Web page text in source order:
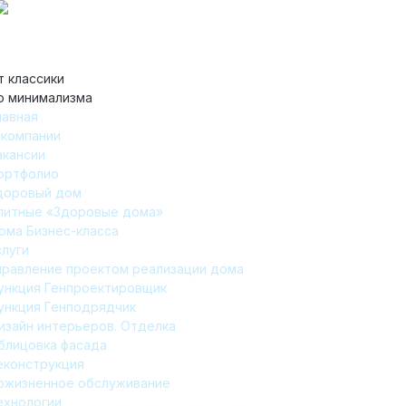
классики
минимализма
дом
«Здоровые дома»
Бизнес-класса
проектом реализации дома
Генпроектировщик
Генподрядчик
интерьеров. Отделка
фасада
обслуживание